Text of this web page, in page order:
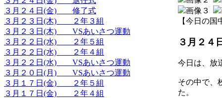
３月２４日(金) 修了式
３月２３日(木) ２年３組
３月２３日(木) VSあいさつ運動
３月２２日(水) ２年５組
３月２２日(水) ２年４組
３月２２日(水) VSあいさつ運動
３月２０日(月) VSあいさつ運動
３月１７日(金) ２年５組
３月１７日(金) ２年４組
【今日の国
３月２
今日は、放
その中で、
た。